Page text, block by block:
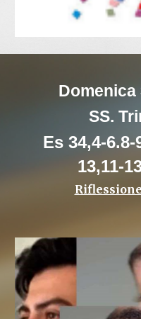
Domenica
SS.
Es 34,4-
13,11-
Riflessione